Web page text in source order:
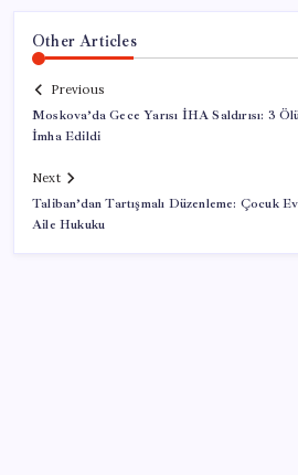
Other Articles
Previous
Moskova’da Gece Yarısı İHA Saldırısı: 3
İmha Edildi
Next
Taliban’dan Tartışmalı Düzenleme: Çocuk
Aile Hukuku